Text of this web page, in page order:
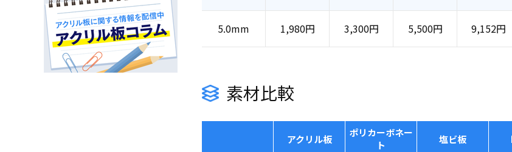
5.0mm 1,980円 3,300円 5,500円 9,152円
素材比較
アクリル板
ポリカーボネー
ト
塩ビ板